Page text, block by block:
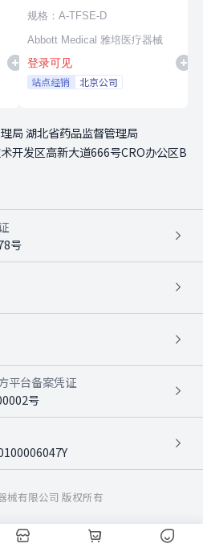
射频消融导管
规格：A-TFSE-D
Abbott Medical 雅培医疗器械
登录可见
站点经销 北京公司
局 湖北省药品监督管理局
开发区高新大道666号CRO办公区B
号
平台备案凭证
号
械有限公司 版权所有